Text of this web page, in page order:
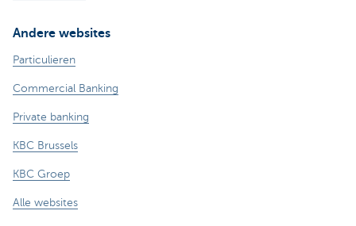
Andere websites
Particulieren
Commercial Banking
Private banking
KBC Brussels
KBC Groep
Alle websites